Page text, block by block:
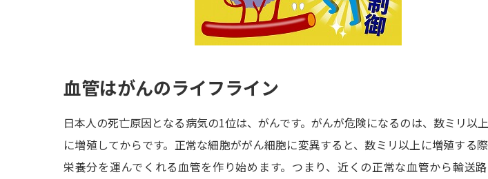
大学で
新増設大学
データサイ
血管はがんのライフライン
日本人の死亡原因となる病気の1位は、がんです。がんが危険になるのは、数ミリ以
に増殖してからです。正常な細胞ががん細胞に変異すると、数ミリ以上に増殖する
栄養分を運んでくれる血管を作り始めます。つまり、近くの正常な血管から輸送